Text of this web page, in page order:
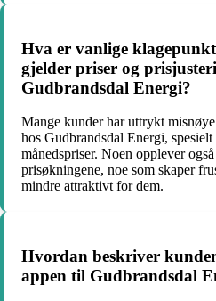
Hva er vanlige
gjelder priser og
Gudbrandsdal Energi?
Mange kunder har uttrykt
hos Gudbrandsdal Energi,
månedspriser. Noen opplever
prisøkningene, noe som skaper
mindre attraktivt for dem.
Hvordan beskriver
appen til Gudbrandsdal